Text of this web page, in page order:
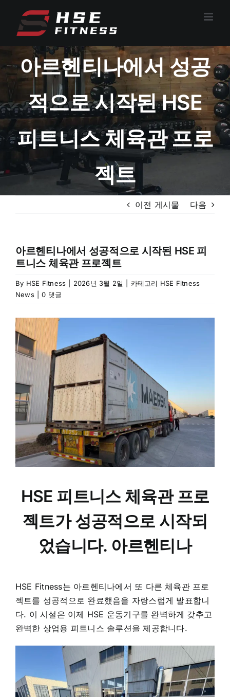
너
기
아르헨티나에서 성공
적으로 시작된 HSE
피트니스 체육관 프로
젝트
이전 게시물 다음
아르헨티나에서 성공적으로 시작된 HSE 피
트니스 체육관 프로젝트
By HSE Fitness 2026년 3월 2일 카테고리 HSE Fitness
News
0 댓글
이
미
지
크
게
보
기
HSE 피트니스 체육관 프로
젝트가 성공적으로 시작되
었습니다. 아르헨티나
HSE Fitness는 아르헨티나에서 또 다른 체육관 프로
젝트를 성공적으로 완료했음을 자랑스럽게 발표합니
다. 이 시설은 이제 HSE 운동기구를 완벽하게 갖추고
완벽한 상업용 피트니스 솔루션을 제공합니다.